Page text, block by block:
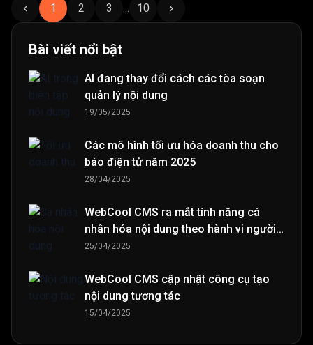
1 2 3 10
Bài viết nổi bật
AI đang thay đổi cách các tòa soạn
quản lý nội dung
19/05/2025
Các mô hình tối ưu hóa doanh thu cho
báo điện tử năm 2025
28/04/2025
WebCool CMS ra mắt tính năng cá
nhân hóa nội dung theo hành vi người
đọc
25/04/2025
WebCool CMS cập nhật công cụ tạo
nội dung tương tác
15/04/2025